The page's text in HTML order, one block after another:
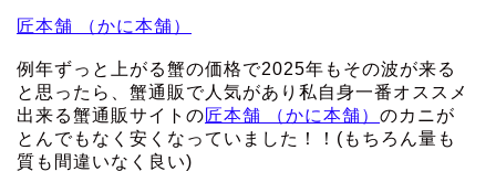
匠本舗 （かに本舗）
例年ずっと上がる蟹の価格で2025年もその波が来る
と思ったら、蟹通販で人気があり私自身一番オススメ
出来る蟹通販サイトの匠本舗 （かに本舗） のカニが
とんでもなく安くなっていました！！(もちろん量も
質も間違いなく良い)